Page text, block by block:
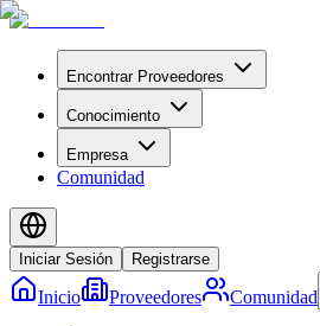
Encontrar Proveedores
Conocimiento
Empresa
Comunidad
Iniciar Sesión Registrarse
Inicio Proveedores Comunidad